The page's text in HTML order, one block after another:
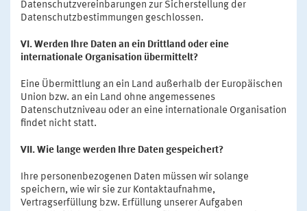
Datenschutzvereinbarungen zur Sicherstellung der
Datenschutzbestimmungen geschlossen.
VI. Werden Ihre Daten an ein Drittland oder eine
internationale Organisation übermittelt?
Eine Übermittlung an ein Land außerhalb der Europäischen
Union bzw. an ein Land ohne angemessenes
Datenschutzniveau oder an eine internationale Organisation
findet nicht statt.
VII. Wie lange werden Ihre Daten gespeichert?
Ihre personenbezogenen Daten müssen wir solange
speichern, wie wir sie zur Kontaktaufnahme,
Vertragserfüllung bzw. Erfüllung unserer Aufgaben